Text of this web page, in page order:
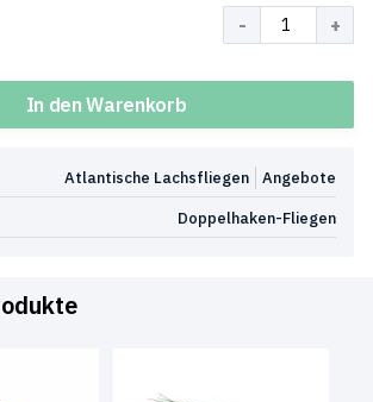
In den Warenkorb
Angebote
Atlantische Lachsfliegen
Doppelhaken-Fliegen